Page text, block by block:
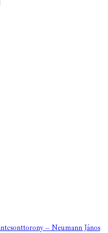
– Neumann János